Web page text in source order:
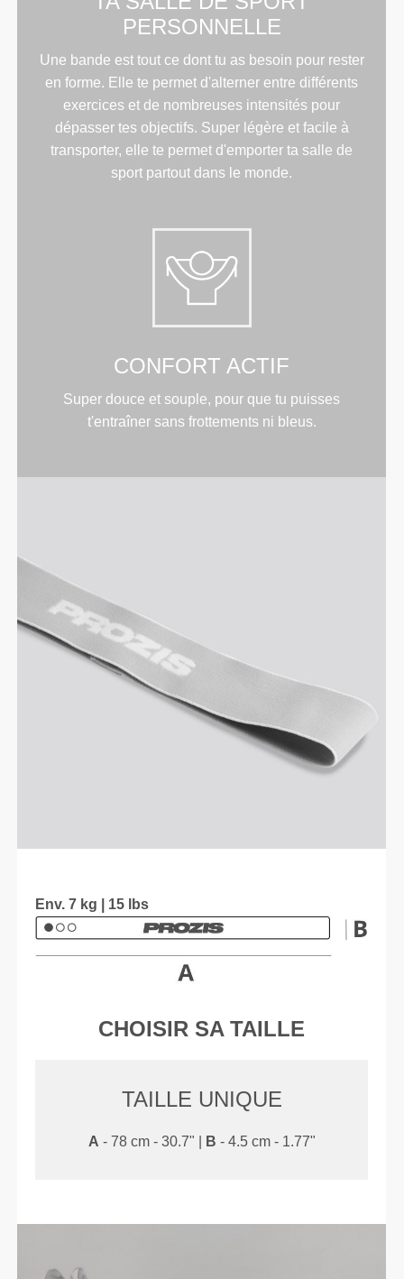
PERSONNELLE
Une bande est tout ce dont tu as besoin pour rester
en forme. Elle te permet d'alterner entre différents
exercices et de nombreuses intensités pour
dépasser tes objectifs. Super légère et facile à
transporter, elle te permet d'emporter ta salle de
sport partout dans le monde.
CONFORT ACTIF
Super douce et souple, pour que tu puisses
t'entraîner sans frottements ni bleus.
Env. 7 kg | 15 lbs
CHOISIR SA TAILLE
TAILLE UNIQUE
A - 78 cm - 30.7" | B - 4.5 cm - 1.77"